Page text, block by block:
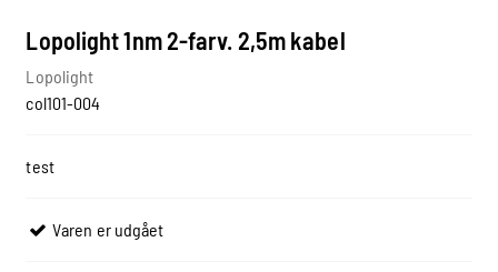
Lopolight 1nm 2-farv. 2,5m kabel
Lopolight
col101-004
test
Varen er udgået